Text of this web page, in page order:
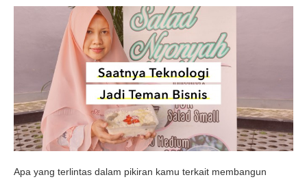
Apa yang terlintas dalam pikiran kamu terkait membangun